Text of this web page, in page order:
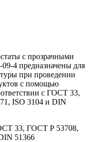
с прозрачными
4 предназначены для
при проведении
с помощью
с ГОСТ 33,
ISO 3104 и DIN
33, ГОСТ Р 53708,
51366